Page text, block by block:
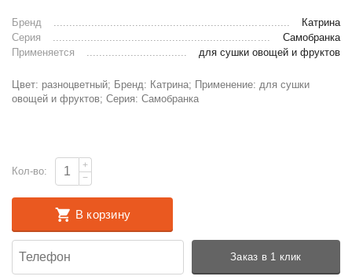
Бренд
Катрина
Серия
Самобранка
Применяется
для сушки овощей и фруктов
Цвет: разноцветный; Бренд: Катрина; Применение: для сушки
овощей и фруктов; Серия: Самобранка
Кол-во:
+
−
В корзину
Заказ в 1 клик